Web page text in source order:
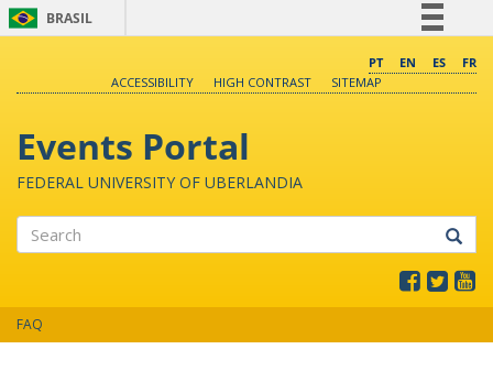
BRASIL
Comunica BR
Canais
PT EN ES
FR
ACCESSIBILITY
HIGH CONTRAST SITEMAP
Events Portal
FEDERAL UNIVERSITY OF UBERLANDIA
FAQ